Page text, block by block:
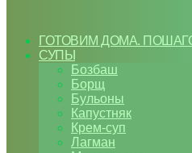
ГОТОВИМ ДОМА.
СУПЫ
Бозбаш
Борщ
Бульоны
Капустняк
Крем-суп
Лагман